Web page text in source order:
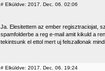
# Elküldve: 2017. Dec. 06. 02:06
Ja. Elesitettem az ember regisztraciojat,
spamfolderbe a reg e-mail amit kikuld a
tekintsunk el ettol mert uj felszallonak
# Elküldve: 2017. Dec. 06. 19:24